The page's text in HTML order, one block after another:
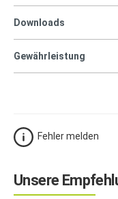
Downloads
Gewährleistung
Fehler melden
Unsere